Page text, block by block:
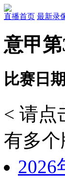
直播首页 最新录
意甲
比赛日
< 请点
有多
2026